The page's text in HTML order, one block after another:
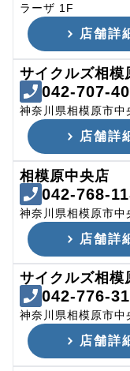
ラーザ 1F
店舗詳
サイクルズ相模
042-707-
神奈川県相模原市
店舗詳
相模原中央店
042-768-
神奈川県相模原市
店舗詳
サイクルズ相模
042-776-
神奈川県相模原市
店舗詳